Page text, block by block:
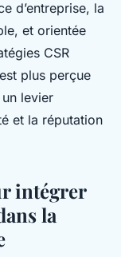
d’entreprise, la
et orientée
CSR
plus perçue
levier
et la réputation
intégrer
la